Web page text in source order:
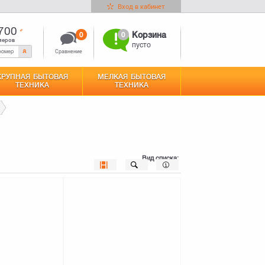
Вход в кабинет
Сравнение
0 0 Корзина
пусто
БЫТОВАЯ
ТЕХНИКА
МЕЛКАЯ БЫТОВАЯ
ТЕХНИКА
Вид списка: